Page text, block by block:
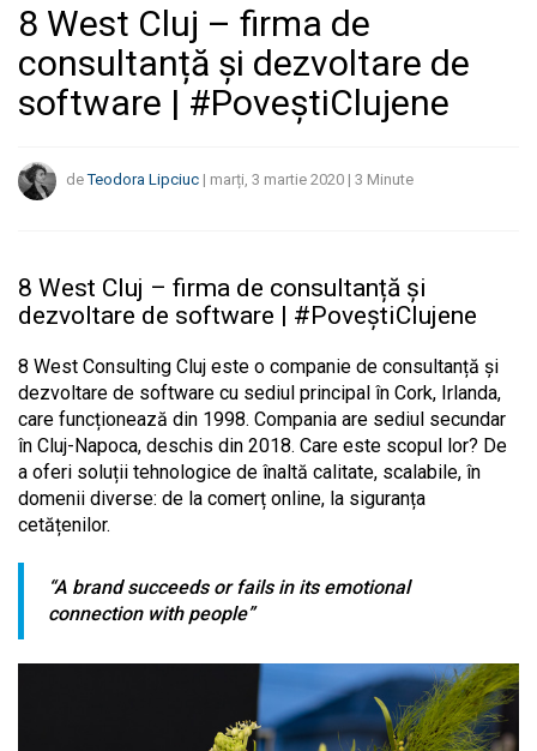
8 West Cluj – firma de
consultanță și dezvoltare de
software | #PoveștiClujene
deTeodora Lipciuc | marți, 3 martie 2020 | 3 Minute
8 West Cluj – firma de consultanță și
dezvoltare de software | #PoveștiClujene
8 West Consulting Cluj este o companie de consultanță și
dezvoltare de software cu sediul principal în Cork, Irlanda,
care funcționează din 1998. Compania are sediul secundar
în Cluj-Napoca, deschis din 2018. Care este scopul lor? De
a oferi soluții tehnologice de înaltă calitate, scalabile, în
domenii diverse: de la comerț online, la siguranța
cetățenilor.
“A brand succeeds or fails in its emotional
connection with people”